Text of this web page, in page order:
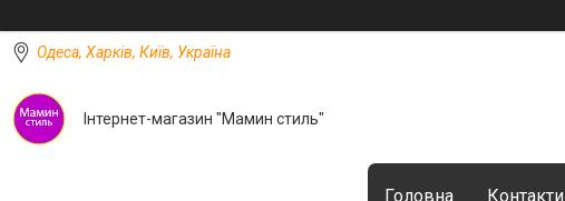
Одеса, Харків, Київ, Україна
Інтернет-магазин "Мамин стиль"
Головна Контакти